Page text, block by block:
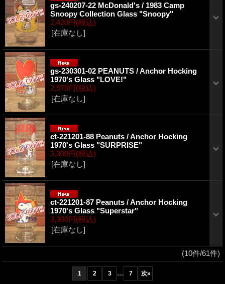
gs-240207-22 McDonald's / 1983 Camp
Snoopy Collection Glass "Snoopy"
2,420円(税込)
[在庫なし]
gs-230301-02 PEANUTS / Anchor Hocking
1970's Glass "LOVE!"
2,970円(税込)
[在庫なし]
ct-221201-88 Peanuts / Anchor Hocking
1970's Glass "SURPRISE"
3,300円(税込)
[在庫なし]
ct-221201-87 Peanuts / Anchor Hocking
1970's Glass "Superstar"
3,300円(税込)
[在庫なし]
(10件/61件)
1 2 3 ... 7 次»